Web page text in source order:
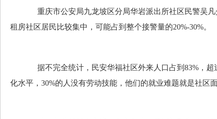
重庆市公安局九龙坡区分局华岩派出所社区民警吴凡
租房社区居民比较集中，可能占到整个接警量的20%-30%。
据不完全统计，民安华福社区外来人口占到83%，超
化水平，30%的人没有劳动技能，他们的就业难题就是社区